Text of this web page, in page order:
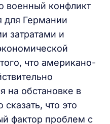
военный конфликт
для Германии
затратами и
что американо-
на обстановке в
что это
фактор проблем с